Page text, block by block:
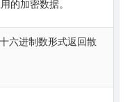
的加密数据。
六进制数形式返回散